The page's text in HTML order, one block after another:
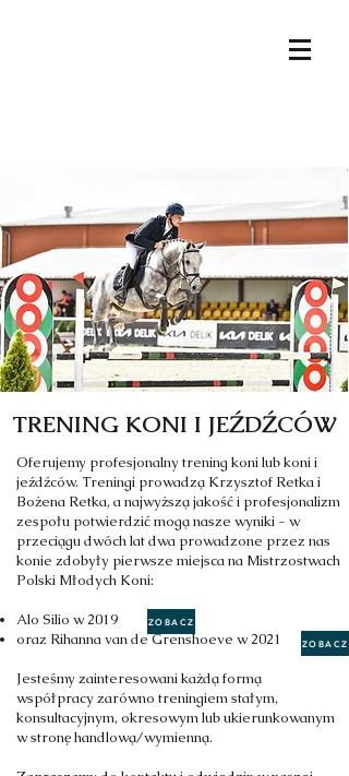
TRENING KONI I JEŹDŹCÓW
Oferujemy profesjonalny trening koni lub koni i
jeźdźców. Treningi prowadzą Krzysztof Retka i
Bożena Retka, a najwyższą jakość i profesjonalizm
zespołu potwierdzić mogą nasze wyniki - w
przeciągu dwóch lat dwa prowadzone przez nas
konie zdobyły pierwsze miejsca na Mistrzostwach
Polski Młodych Koni:
Alo Silio w 2019
oraz Rihanna van de Grenshoeve w 2021
Jesteśmy zainteresowani każdą formą
współpracy zarówno treningiem stałym,
konsultacyjnym, okresowym lub ukierunkowanym
w stronę handlową/wymienną.
ZOBACZ
ZOBACZ